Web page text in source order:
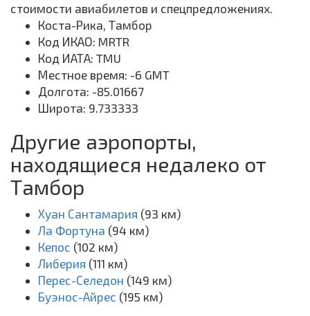
стоимости авиабилетов и спецпредложениях.
Коста-Рика, Тамбор
Код ИКАО: MRTR
Код ИАТА: TMU
Местное время: -6 GMT
Долгота: -85.01667
Широта: 9.733333
Другие аэропорты,
находящиеся недалеко от
Тамбор
Хуан Сантамария (93 км)
Ла Фортуна (94 км)
Кепос (102 км)
Либерия (111 км)
Перес-Селедон (149 км)
Буэнос-Айрес (195 км)